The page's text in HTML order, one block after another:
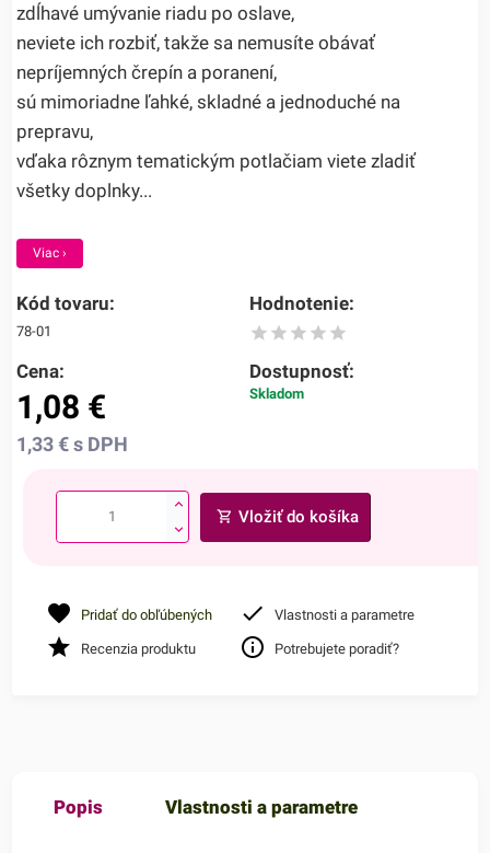
zdĺhavé umývanie riadu po oslave,
neviete ich rozbiť, takže sa nemusíte obávať
nepríjemných črepín a poranení,
sú mimoriadne ľahké, skladné a jednoduché na
prepravu,
vďaka rôznym tematickým potlačiam viete zladiť
všetky doplnky...
Viac ›
Kód tovaru:
78-01
Hodnotenie:
Cena:
1,08 €
1,33€ s DPH
Dostupnosť:
Skladom
Vložiť do košíka
Pridať do obľúbených Vlastnosti a parametre
Recenzia produktu Potrebujete poradiť?
Popis Vlastnosti a parametre